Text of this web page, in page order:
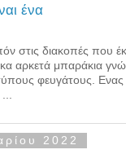
ένα
στις διακοπές που
αρκετά μπαράκια
φευγάτους.
2022